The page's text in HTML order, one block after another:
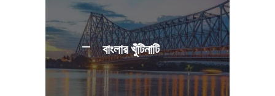
বাংলার খুঁটিনাটি